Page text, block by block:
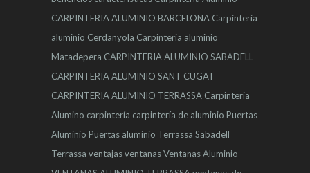
CARPINTERIA ALUMINIO BARCELONA Carpinteria
aluminio Cerdanyola Carpinteria aluminio
Matadepera CARPINTERIA ALUMINIO SABADELL
CARPINTERIA ALUMINIO SANT CUGAT
CARPINTERIA ALUMINIO TERRASSA Carpinteria
Alumino carpintería carpintería de aluminio Puertas
Aluminio Puertas aluminio Terrassa Sabadell
Terrassa ventajasventanasVentanas Aluminio